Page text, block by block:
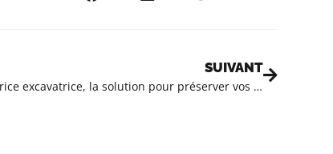
SUIVANT
L’aspiratrice excavatrice, la solution pour préserver vos sous-sols